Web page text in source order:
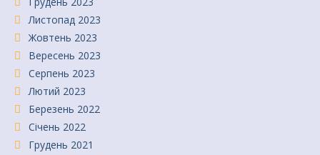
Листопад 2023
Жовтень 2023
Вересень 2023
Серпень 2023
Лютий 2023
Березень 2022
Січень 2022
Грудень 2021